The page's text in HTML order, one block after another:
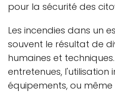
pour la sécurité des
Les incendies dans un
souvent le résultat de
humaines et
entretenues, l'utilisation
équipements, ou